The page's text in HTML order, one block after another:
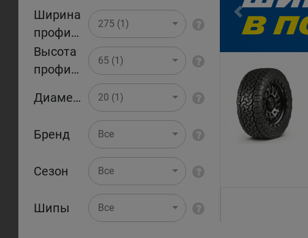
Ширина
профиля
275 (1)
Высота
профиля
65 (1)
Диаметр 20 (1)
Бренд Все
Сезон Все
Шипы Все
Previous